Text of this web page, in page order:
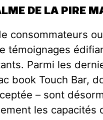
DE LA PIRE
consommateurs
témoignages
Parmi les
book Touch Bar,
– sont
les capacités